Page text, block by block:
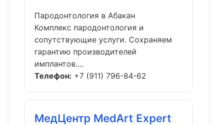
Пародонтология в Абакан
Комплекс пародонтология и
сопутствующие услуги. Сохраняем
гарантию производителей
имплантов....
Телефон: +7 (911) 796-84-62
МедЦентр MedArt Expert